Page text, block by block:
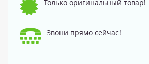
Только оригинальный товар!
Звони прямо сейчас!